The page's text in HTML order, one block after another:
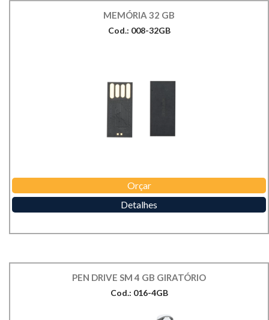
MEMÓRIA 32 GB
Cod.: 008-32GB
Orçar
Detalhes
PEN DRIVE SM 4 GB GIRATÓRIO
Cod.: 016-4GB